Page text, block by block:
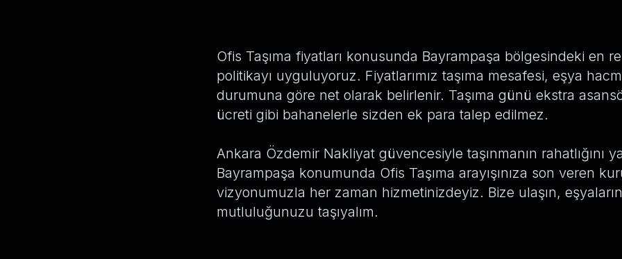
Ofis Taşıma fiyatları konusunda Bayrampaşa bölgesindeki en
politikayı uyguluyoruz. Fiyatlarımız taşıma mesafesi, eşya
durumuna göre net olarak belirlenir. Taşıma günü ekstra
ücreti gibi bahanelerle sizden ek para talep edilmez.
Ankara Özdemir Nakliyat güvencesiyle taşınmanın rahatlığını
Bayrampaşa konumunda Ofis Taşıma arayışınıza son veren
vizyonumuzla her zaman hizmetinizdeyiz. Bize ulaşın,
mutluluğunuzu taşıyalım.